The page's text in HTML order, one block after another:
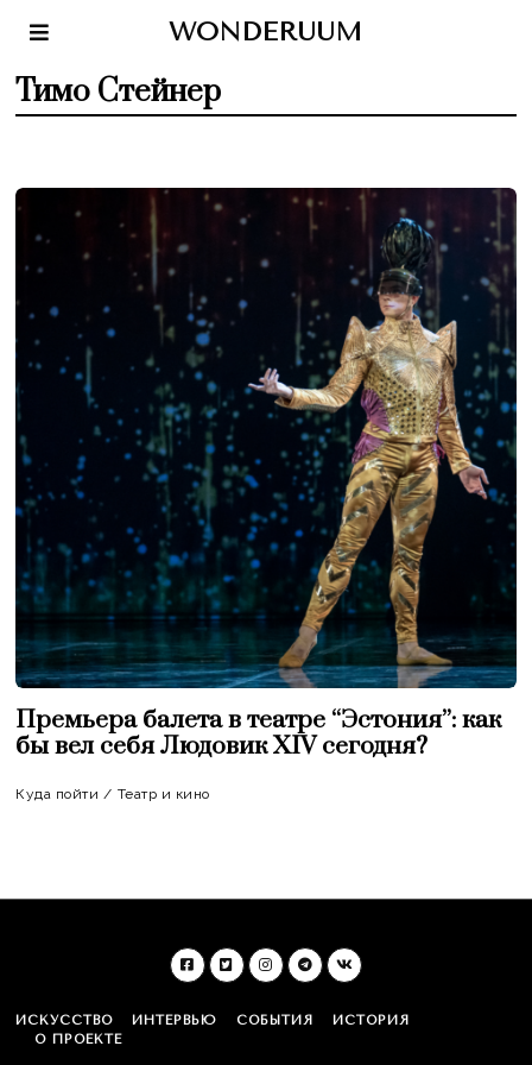
WONDERUUM
Тимо Стейнер
Премьера балета в театре “Эстония”: как
бы вел себя Людовик XIV сегодня?
Куда пойти / Театр и кино
ИСКУССТВО ИНТЕРВЬЮ СОБЫТИЯ
ИСТОРИЯ
О ПРОЕКТЕ